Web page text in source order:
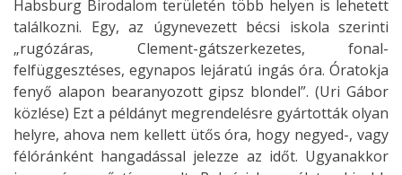
Habsburg Birodalom területén több helyen is lehetett
találkozni. Egy, az úgynevezett bécsi iskola szerinti
„rugózáras, Clement-gátszerkezetes, fonal-
felfüggesztéses, egynapos lejáratú ingás óra. Óratokja
fenyő alapon bearanyozott gipsz blondel”. (Uri Gábor
közlése) Ezt a példányt megrendelésre gyártották olyan
helyre, ahova nem kellett ütős óra, hogy negyed-, vagy
félóránként hangadással jelezze az időt. Ugyanakkor